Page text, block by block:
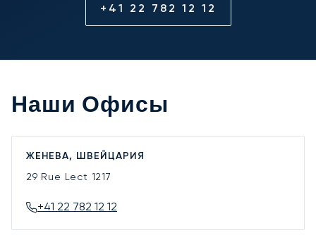
+41 22 782 12 12
Наши Офисы
ЖЕНЕВА, ШВЕЙЦАРИЯ
29 Rue Lect 1217
+41 22 782 12 12